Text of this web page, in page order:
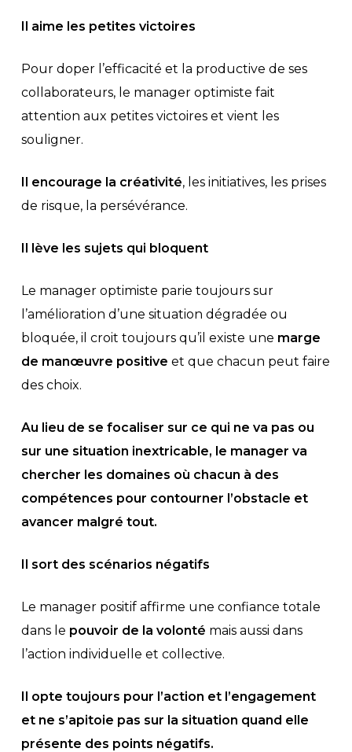
Il aime les petites victoires
Pour doper l’efficacité et la productive de ses
collaborateurs, le manager optimiste fait
attention aux petites victoires et vient les
souligner.
Il encourage la créativité, les initiatives, les prises
de risque, la persévérance.
Il lève les sujets qui bloquent
Le manager optimiste parie toujours sur
l’amélioration d’une situation dégradée ou
bloquée, il croit toujours qu’il existe une marge
de manœuvre positive et que chacun peut faire
des choix.
Au lieu de se focaliser sur ce qui ne va pas ou
sur une situation inextricable, le manager va
chercher les domaines où chacun à des
compétences pour contourner l’obstacle et
avancer malgré tout.
Il sort des scénarios négatifs
Le manager positif affirme une confiance totale
dans le pouvoir de la volonté mais aussi dans
l’action individuelle et collective.
Il opte toujours pour l’action et l’engagement
et ne s’apitoie pas sur la situation quand elle
présente des points négatifs.